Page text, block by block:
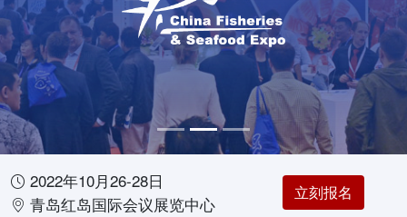
2022年10月26-28日
青岛红岛国际会议展览中心
立刻报名